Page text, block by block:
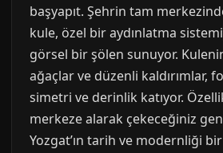
başyapıt. Şehrin tam
kule, özel bir aydınlatma
görsel bir şölen sunuyor.
ağaçlar ve düzenli kaldırımlar,
simetri ve derinlik katıyor.
merkeze alarak çekeceğiniz
Yozgat’ın tarih ve modernliği